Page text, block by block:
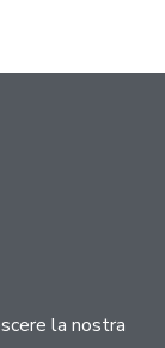
la nostra